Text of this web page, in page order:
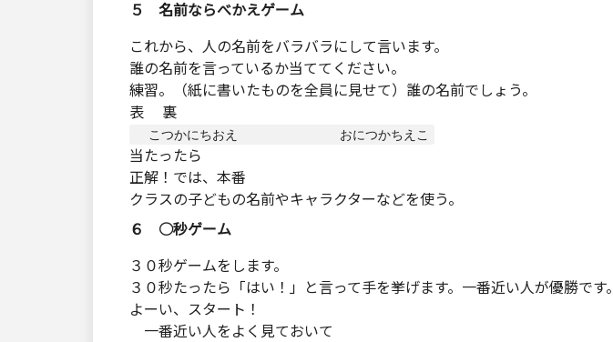
５ 名前ならべかえゲーム
これから、人の名前をバラバラにして言います。
誰の名前を言っているか当ててください。
練習。（紙に書いたものを全員に見せて）誰の名前でしょう。
表 裏
当たったら
正解！では、本番
クラスの子どもの名前やキャラクターなどを使う。
６ ○秒ゲーム
３０秒ゲームをします。
３０秒たったら「はい！」と言って手を挙げます。一番近い人が優勝です。
よーい、スタート！
一番近い人をよく見ておいて